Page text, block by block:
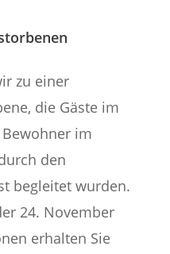
zu einer
die Gäste im
im
den
begleitet wurden.
24. November
erhalten Sie